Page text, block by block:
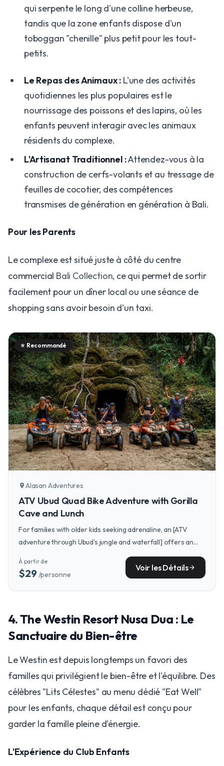
qui serpente le long d'une colline herbeuse,
tandis que la zone enfants dispose d'un
toboggan "chenille" plus petit pour les tout-
petits.
Le Repas des Animaux : L'une des activités
quotidiennes les plus populaires est le
nourrissage des poissons et des lapins, où les
enfants peuvent interagir avec les animaux
résidents du complexe.
L'Artisanat Traditionnel :Attendez-vous à la
construction de cerfs-volants et au tressage de
feuilles de cocotier, des compétences
transmises de génération en génération à Bali.
Pour les Parents
Le complexe est situé juste à côté du centre
commercial Bali Collection, ce qui permet de sortir
facilement pour un dîner local ou une séance de
shopping sans avoir besoin d'un taxi.
⭐ Recommandé
location_on Alasan Adventures
ATV Ubud Quad Bike Adventure with Gorilla
Cave and Lunch
For families with older kids seeking adrenaline, an [ATV
adventure through Ubud's jungle and waterfall] offers an
À partir de
$29 /personne
Voir les Détailsarrow_forward
4. The Westin Resort Nusa Dua : Le
Sanctuaire du Bien-être
Le Westin est depuis longtemps un favori des
familles qui privilégient le bien-être et l'équilibre. Des
célèbres "Lits Célestes" au menu dédié "Eat Well"
pour les enfants, chaque détail est conçu pour
garder la famille pleine d'énergie.
L'Expérience du Club Enfants